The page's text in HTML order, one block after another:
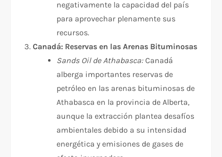
negativamente la capacidad del país
para aprovechar plenamente sus
recursos.
Canadá: Reservas en las Arenas Bituminosas
Sands Oil de Athabasca:Canadá
alberga importantes reservas de
petróleo en las arenas bituminosas de
Athabasca en la provincia de Alberta,
aunque la extracción plantea desafíos
ambientales debido a su intensidad
energética y emisiones de gases de